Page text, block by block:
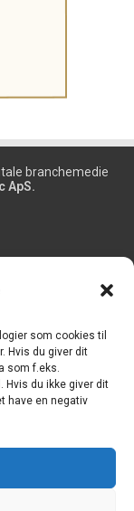
som cookies til
Hvis du giver dit
som f.eks.
Hvis du ikke giver dit
have en negativ
branchemedie
ApS.